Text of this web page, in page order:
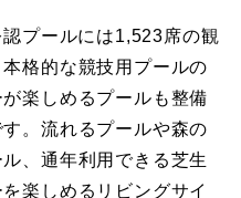
プールには1,523席の観
格的な競技用プールの
楽しめるプールも整備
。流れるプールや森の
、通年利用できる芝生
楽しめるリビングサイ